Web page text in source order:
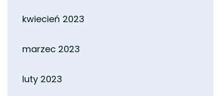
kwiecień 2023
marzec 2023
luty 2023